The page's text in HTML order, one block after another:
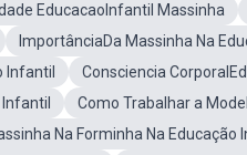
EducacaoInfantil Massinha
ImportânciaDa Massinha Na
Infantil
Consciencia
Como Trabalhar a
Na Forminha Na Educação